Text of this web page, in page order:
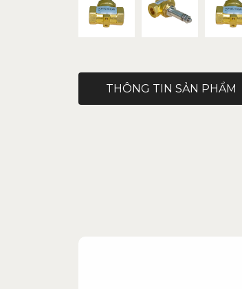
THÔNG TIN SẢN PHẨM